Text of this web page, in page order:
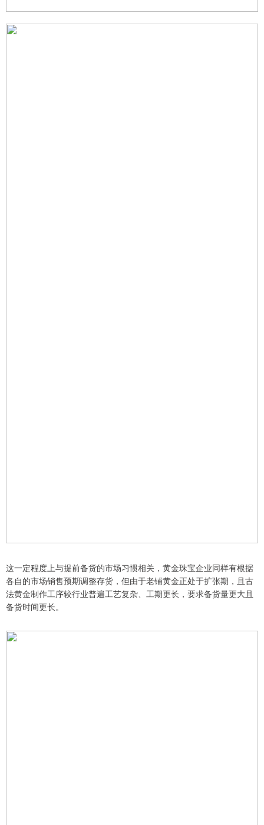
这一定程度上与提前备货的市场习惯相关，黄金珠宝企业同样有根据
各自的市场销售预期调整存货，但由于老铺黄金正处于扩张期，且古
法黄金制作工序较行业普遍工艺复杂、工期更长，要求备货量更大且
备货时间更长。